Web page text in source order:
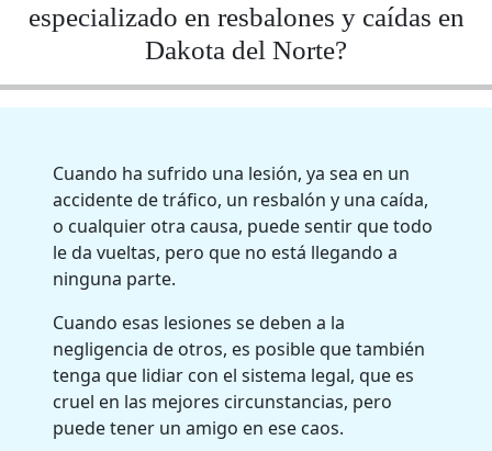
especializado en resbalones y caídas en
Dakota del Norte?
Cuando ha sufrido una lesión, ya sea en un
accidente de tráfico, un resbalón y una caída,
o cualquier otra causa, puede sentir que todo
le da vueltas, pero que no está llegando a
ninguna parte.
Cuando esas lesiones se deben a la
negligencia de otros, es posible que también
tenga que lidiar con el sistema legal, que es
cruel en las mejores circunstancias, pero
puede tener un amigo en ese caos.